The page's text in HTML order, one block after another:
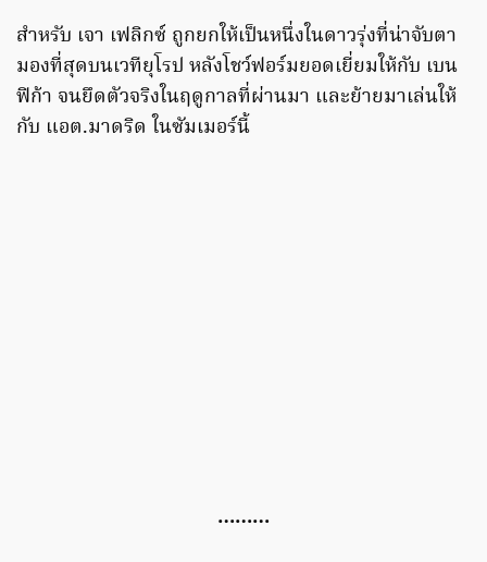
สำหรับ เจา เฟลิกซ์ ถูกยกให้เป็นหนึ่งในดาวรุ่งที่น่าจับตา
มองที่สุดบนเวทียุโรป หลังโชว์ฟอร์มยอดเยี่ยมให้กับ เบน
ฟิก้า จนยึดตัวจริงในฤดูกาลที่ผ่านมา และย้ายมาเล่นให้
กับ แอต.มาดริด ในซัมเมอร์นี้
………